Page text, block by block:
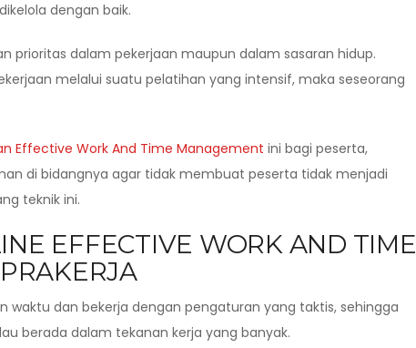
dengan baik.
prioritas dalam pekerjaan maupun dalam sasaran hidup.
melalui suatu pelatihan yang intensif, maka seseorang
Effective Work And Time Management ini bagi peserta,
di bidangnya agar tidak membuat peserta tidak menjadi
teknik ini.
EFFECTIVE WORK AND TIME
waktu dan bekerja dengan pengaturan yang taktis, sehingga
berada dalam tekanan kerja yang banyak.